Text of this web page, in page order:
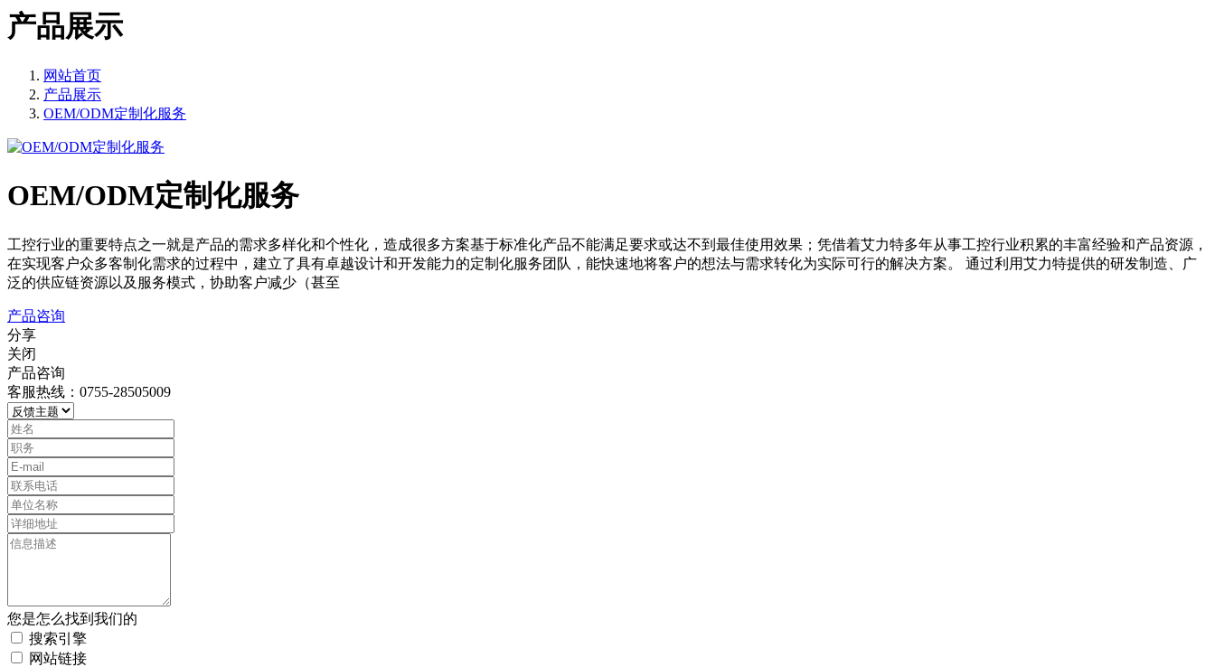
产品展示
网站首页
产品展示
OEM/ODM定制化服务
OEM/ODM定制化服务
工控行业的重要特点之一就是产品的需求多样化和个性化，造成很多方案基于标准化产品不能满足要求或达不到最佳使用效果；凭借着艾力特多年从事工控行业积累的丰富经验和产品资源，
在实现客户众多客制化需求的过程中，建立了具有卓越设计和开发能力的定制化服务团队，能快速地将客户的想法与需求转化为实际可行的解决方案。 通过利用艾力特提供的研发制造、广
泛的供应链资源以及服务模式，协助客户减少（甚至
产品咨询
分享
关闭
产品咨询
客服热线：0755-28505009
您是怎么找到我们的
搜索引擎
网站链接